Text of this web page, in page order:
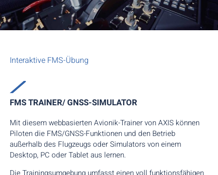
Interaktive FMS-Übung
FMS TRAINER/ GNSS-SIMULATOR
Mit diesem webbasierten Avionik-Trainer von AXIS können
Piloten die FMS/GNSS-Funktionen und den Betrieb
außerhalb des Flugzeugs oder Simulators von einem
Desktop, PC oder Tablet aus lernen.